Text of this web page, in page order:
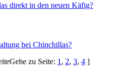
direkt in den neuen Käfig?
bei Chinchillas?
Gehe zu Seite: 1 , 2, 3, 4 ]